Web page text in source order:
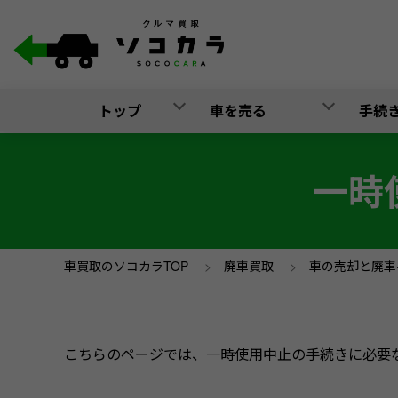
トップ 車を売る 手続
一時
車買取のソコカラTOP > 廃車買取 > 車の売却と廃
こちらのページでは、一時使用中止の手続きに必